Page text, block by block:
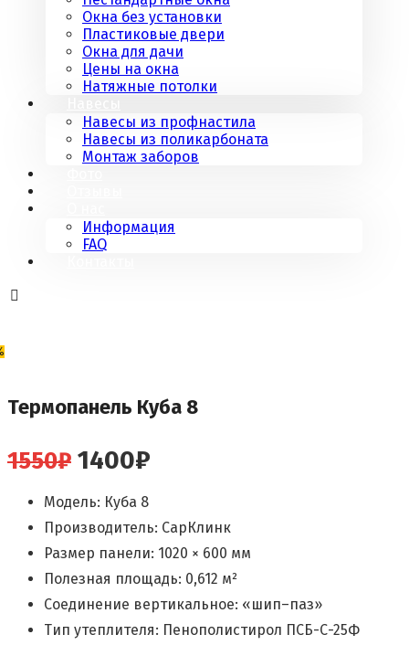
Окна без установки
Пластиковые двери
Окна для дачи
Цены на окна
Натяжные потолки
Навесы из профнастила
Навесы из поликарбоната
Монтаж заборов
Информация
FAQ
Термопанель Куба 8
1550₽ Первоначальная
цена
составляла
1550₽.
1400₽
1400₽.
Модель: Куба 8
Производитель: СарКлинк
Размер панели: 1020 × 600 мм
Полезная площадь: 0,612 м²
Соединение вертикальное: «шип–паз»
Тип утеплителя: Пенополистирол ПСБ-С-25Ф